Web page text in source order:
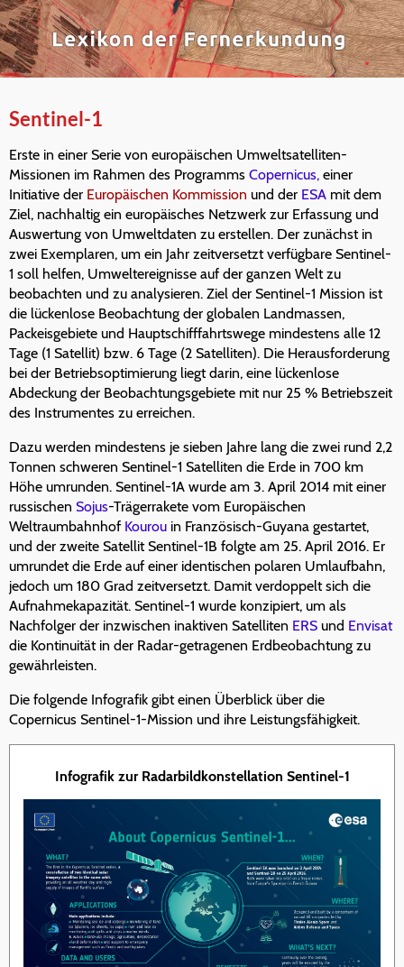
Sentinel-1
Erste in einer Serie von europäischen Umweltsatelliten-
Missionen im Rahmen des Programms Copernicus, einer
Initiative der Europäischen Kommission und der ESA mit dem
Ziel, nachhaltig ein europäisches Netzwerk zur Erfassung und
Auswertung von Umweltdaten zu erstellen. Der zunächst in
zwei Exemplaren, um ein Jahr zeitversetzt verfügbare Sentinel-
1 soll helfen, Umweltereignisse auf der ganzen Welt zu
beobachten und zu analysieren. Ziel der Sentinel-1 Mission ist
die lückenlose Beobachtung der globalen Landmassen,
Packeisgebiete und Hauptschifffahrtswege mindestens alle 12
Tage (1 Satellit) bzw. 6 Tage (2 Satelliten). Die Herausforderung
bei der Betriebsoptimierung liegt darin, eine lückenlose
Abdeckung der Beobachtungsgebiete mit nur 25 % Betriebszeit
des Instrumentes zu erreichen.
Dazu werden mindestens je sieben Jahre lang die zwei rund 2,2
Tonnen schweren Sentinel-1 Satelliten die Erde in 700 km
Höhe umrunden. Sentinel-1A wurde am 3. April 2014 mit einer
russischen Sojus-Trägerrakete vom Europäischen
Weltraumbahnhof Kourou in Französisch-Guyana gestartet,
und der zweite Satellit Sentinel-1B folgte am 25. April 2016. Er
umrundet die Erde auf einer identischen polaren Umlaufbahn,
jedoch um 180 Grad zeitversetzt. Damit verdoppelt sich die
Aufnahmekapazität. Sentinel-1 wurde konzipiert, um als
Nachfolger der inzwischen inaktiven Satelliten ERS und Envisat
die Kontinuität in der Radar-getragenen Erdbeobachtung zu
gewährleisten.
Die folgende Infografik gibt einen Überblick über die
Copernicus Sentinel-1-Mission und ihre Leistungsfähigkeit.
Infografik zur Radarbildkonstellation Sentinel-1